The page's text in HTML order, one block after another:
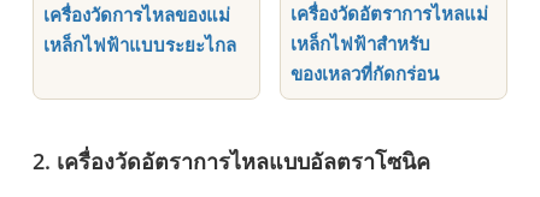
เครื่องวัดการไหลของแม่
เหล็กไฟฟ้าแบบระยะไกล
เครื่องวัดอัตราการไหลแม่
เหล็กไฟฟ้าสำหรับ
ของเหลวที่กัดกร่อน
2. เครื่องวัดอัตราการไหลแบบอัลตราโซนิค